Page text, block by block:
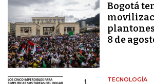
Bogotá
8 de
TECNOLOGÍA